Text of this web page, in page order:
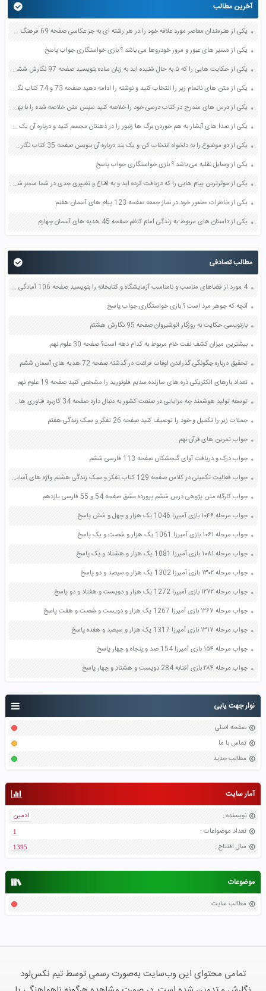
نوار جهت یابی
صفحه اصلی
تماس با ما
مطالب جدید
آمار سایت
نویسنده :
ادمین
تعداد موضواعات :
1
سال افتتاح :
1395
موضوعات
مطالب سایت
آخرین مطالب
یکی از هنرمندان معاصر مورد علاقه خود را در هر رشته ای به جز عکاسی صفحه 69 فرهنگ و هنر نهم
یکی از مسیر های عبور و مرور خودروها می باشد ؟ بازی خواستگاری جواب پاسخ
یکی از حکایت هایی را که تا به حال شنیده اید به زبان ساده بنویسید صفحه 97 نگارش ششم دبستان
یکی از متن های ناتمام زیر را انتخاب کنید و نوشته را ادامه دهید صفحه 73 و 74 کتاب نگارش فارسی پنجم دبستان
یکی از درس های مندرج در کتاب درسی خود را خلاصه کنید سپس متن خلاصه شده را با بهره گیری از روش های دسته بندی نمودار جدول نقشه مفهومی نشان دهید صفحه 118 نگارش یازدهم
یکی از صدا های آبشار به هم خوردن برگ ها زنبور را در ذهنتان مجسم کنید و درباره آن یک بند بنویسید صفحه 11 نگارش پنجم
یکی از دو موضوع را به دلخواه انتخاب کن و یک بند درباره آن بنویس صفحه 35 کتاب نگارش فارسی سوم
یکی از وسایل نقلیه می باشد ؟ بازی خواستگاری جواب پاسخ
یکی از موثرترین پیام هایی را که دریافت کرده اید و به اقناع و تغییری جدی در شما منجر شده است برسی کنید و علت این تاثیر گذاری قابل توجه را بنویسید صفحه 52 تفکر و سواد رسانه ای دهم
یکی از خاطرات حضور خود در نماز جمعه صفحه 123 پیام های آسمان هفتم
یکی از داستان های مربوط به زندگی امام کاظم صفحه 45 هدیه های آسمان چهارم
مطالب تصادفی
4 مورد از فضاهای مناسب و نامناسب آزمایشگاه و کتابخانه را بنویسید صفحه 106 آمادگی دفاعی نهم
آنچه که جوهر مرد است ؟ بازی خواستگاری جواب پاسخ
بازنویسی حکایت به روزگار انوشیروان صفحه 95 نگارش هشتم
بیشترین میزان کشف نفت خام مربوط به کدام دهه است؟ صفحه 30 علوم نهم
تحقیق درباره چگونگی گذراندن اوقات فراغت در گذشته صفحه 72 هدیه های آسمان ششم
تعداد بارهای الکتریکی ذره های سازنده سدیم فلوئورید را مشخص کنید صفحه 19 علوم نهم
توسعه تولید هوشمند چه مزایایی در صنعت کشور به دنبال دارد صفحه 34 کاربرد فناوری های نوین یازدهم
جملات زیر را تکمیل و خود را توصیف کنید صفحه 26 تفکر و سبک زندگی هفتم
جواب تمرین های قرآن نهم
جواب درک و دریافت آوای گنجشکان صفحه 113 فارسی ششم
جواب فعالیت تکمیلی در کلاس صفحه 129 کتاب تفکر و سبک زندگی هشتم واژه های آسایش و آرامش باهم شباهت دارند اما تفاوت دارند چون
جواب کارگاه متن پژوهی درس ششم پرورده عشق صفحه 54 و 55 فارسی یازدهم
جواب مرحله ۱۰۴۶ بازی آمیرزا 1046 یک هزار و چهل و شش پاسخ
جواب مرحله ۱۰۶۱ بازی آمیرزا 1061 یک هزار و شصت و یک پاسخ
جواب مرحله ۱۰۸۱ بازی آمیرزا 1081 یک هزار و هشتاد و یک پاسخ
جواب مرحله ۱۳۰۲ بازی آمیرزا 1302 یک هزار و سیصد و دو پاسخ
جواب مرحله ۱۲۷۲ بازی آمیرزا 1272 یک هزار و دویست و هفتاد و دو پاسخ
جواب مرحله ۱۲۶۷ بازی آمیرزا 1267 یک هزار و دویست و شصت و هفت پاسخ
جواب مرحله ۱۳۱۷ بازی آمیرزا 1317 یک هزار و سیصد و هفده پاسخ
جواب مرحله ۱۵۴ بازی آمیرزا 154 صد و پنجاه و چهار پاسخ
جواب مرحله ۲۸۴ بازی آفتابه 284 دویست و هشتاد و چهار پاسخ
تمامی محتوای این وب‌سایت به‌صورت رسمی توسط تیم نکس‌لود